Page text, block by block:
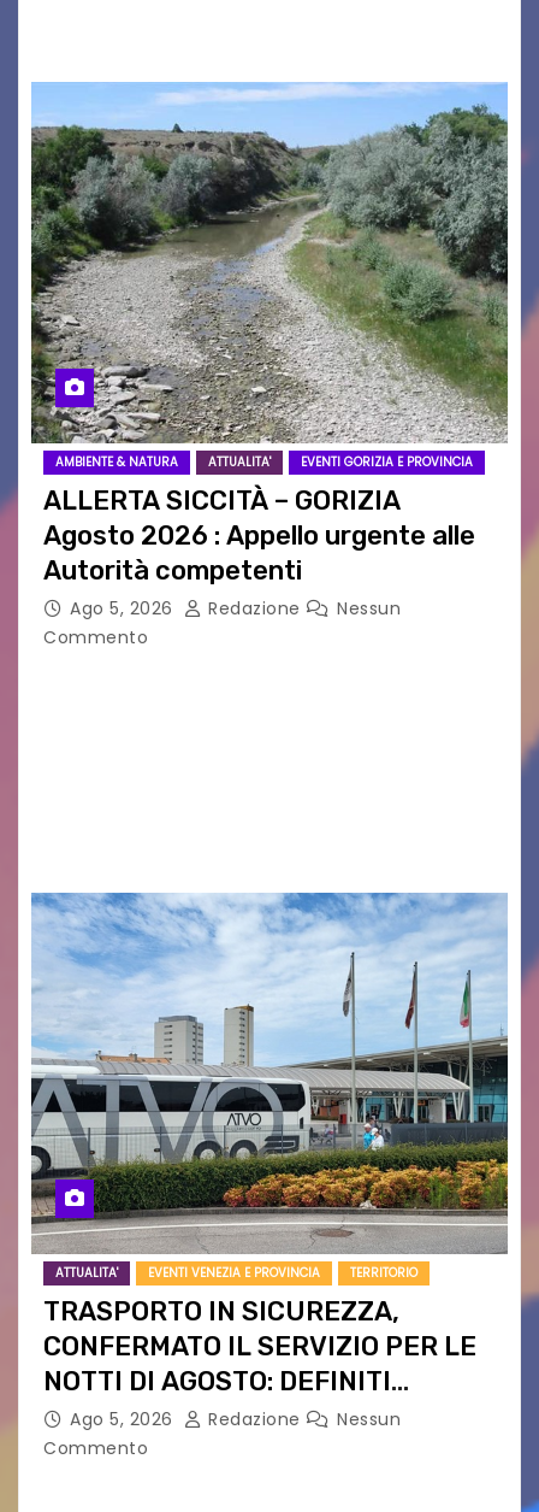
AMBIENTE & NATURA ATTUALITA' EVENTI GORIZIA E PROVINCIA
ALLERTA SICCITÀ – GORIZIA
Agosto 2026 : Appello urgente alle
Autorità competenti
Ago 5, 2026 Redazione
Nessun
Commento
ATTUALITA' EVENTI VENEZIA E PROVINCIA TERRITORIO
TRASPORTO IN SICUREZZA,
CONFERMATO IL SERVIZIO PER LE
NOTTI DI AGOSTO: DEFINITI
PERCORSI, FERMATE E ORARIO
Ago 5, 2026 Redazione
Nessun
Commento